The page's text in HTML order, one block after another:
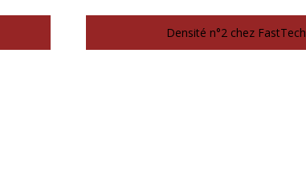
Densité n°2 chez FastTech